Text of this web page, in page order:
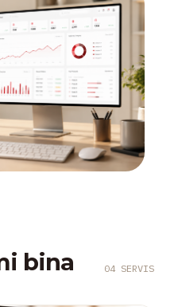
bina 04 SERVIS